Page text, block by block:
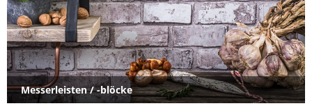
Messerleisten / -blöcke